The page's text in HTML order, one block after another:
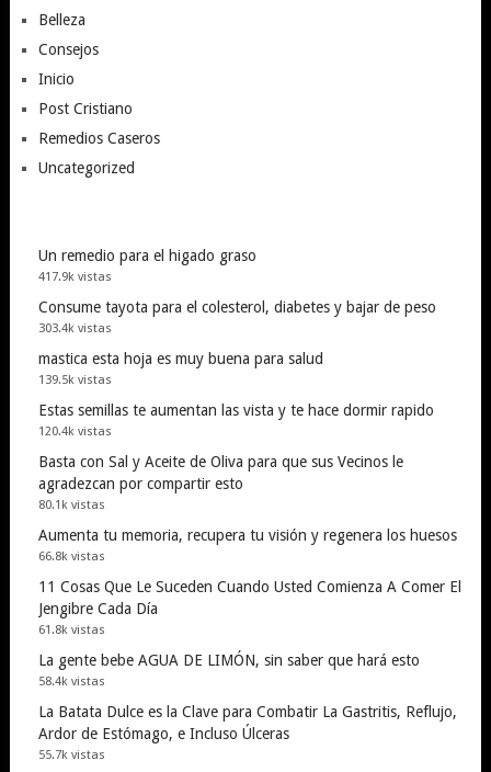
Belleza
Consejos
Inicio
Post Cristiano
Remedios Caseros
Uncategorized
Un remedio para el higado graso
417.9k vistas
Consume tayota para el colesterol, diabetes y bajar de peso
303.4k vistas
mastica esta hoja es muy buena para salud
139.5k vistas
Estas semillas te aumentan las vista y te hace dormir rapido
120.4k vistas
Basta con Sal y Aceite de Oliva para que sus Vecinos le
agradezcan por compartir esto
80.1k vistas
Aumenta tu memoria, recupera tu visión y regenera los huesos
66.8k vistas
11 Cosas Que Le Suceden Cuando Usted Comienza A Comer El
Jengibre Cada Día
61.8k vistas
La gente bebe AGUA DE LIMÓN, sin saber que hará esto
58.4k vistas
La Batata Dulce es la Clave para Combatir La Gastritis, Reflujo,
Ardor de Estómago, e Incluso Úlceras
55.7k vistas